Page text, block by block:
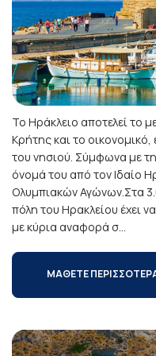
Το Ηράκλειο αποτελεί το
Κρήτης και το οικονομικό,
του νησιού. Σύμφωνα με
όνομά του από τον Ιδαίο
Ολυμπιακών Αγώνων.Στα
πόλη του Ηρακλείου έχει
με κύρια αναφορά σ...
ΜΑΘΕΤΕ